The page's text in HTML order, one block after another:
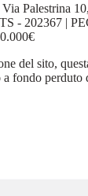
Palestrina
- 202367 |
del sito,
fondo